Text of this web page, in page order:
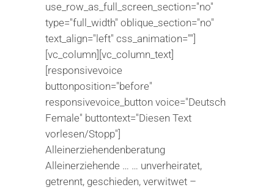
use_row_as_full_screen_section="no"
type="full_width" oblique_section="no"
text_align="left" css_animation=""]
[vc_column][vc_column_text]
[responsivevoice
buttonposition="before"
responsivevoice_button voice="Deutsch
Female" buttontext="Diesen Text
vorlesen/Stopp"]
Alleinerziehendenberatung
Alleinerziehende … … unverheiratet,
getrennt, geschieden, verwitwet –